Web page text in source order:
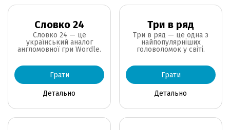
Словко 24
Словко 24 — це
український аналог
англомовної гри Wordle.
Детально
Грати
Три в ряд
Три в ряд — це одна з
найпопулярніших
головоломок у світі.
Детально
Грати